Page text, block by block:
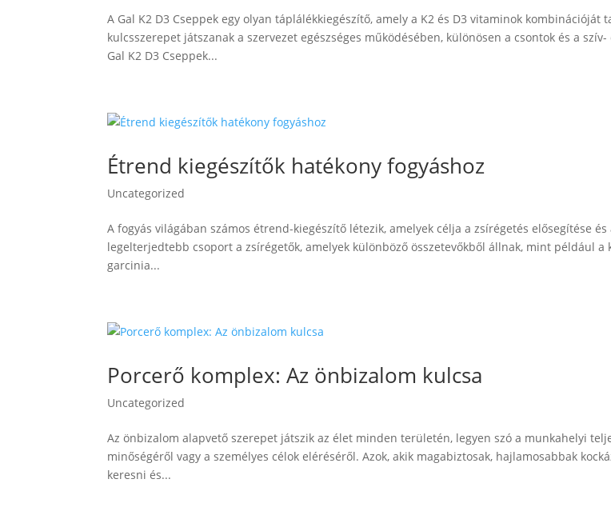
A Gal K2 D3 Cseppek egy olyan táplálékkiegészítő, amely a K2 és D3 vitaminok kombinációját
kulcsszerepet játszanak a szervezet egészséges működésében, különösen a csontok és a
Gal K2 D3 Cseppek...
Étrend kiegészítők hatékony fogyáshoz
Uncategorized
A fogyás világában számos étrend-kiegészítő létezik, amelyek célja a zsírégetés elősegítése
legelterjedtebb csoport a zsírégetők, amelyek különböző összetevőkből állnak, mint például a
garcinia...
Porcerő komplex: Az önbizalom kulcsa
Uncategorized
Az önbizalom alapvető szerepet játszik az élet minden területén, legyen szó a munkahelyi
minőségéről vagy a személyes célok eléréséről. Azok, akik magabiztosak, hajlamosabbak
keresni és...